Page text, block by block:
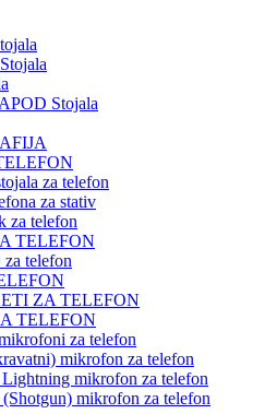
Stojala
za telefon
za stativ
za telefon
TELEFON
telefon
ZA TELEFON
TELEFON
za telefon
mikrofon za telefon
mikrofon za telefon
mikrofon za telefon